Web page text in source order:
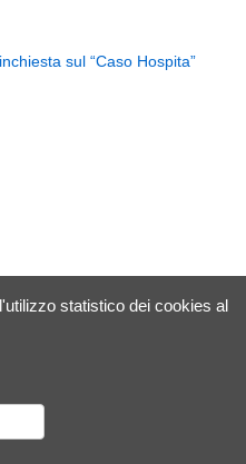
statistico dei cookies al
sul “Caso Hospita”